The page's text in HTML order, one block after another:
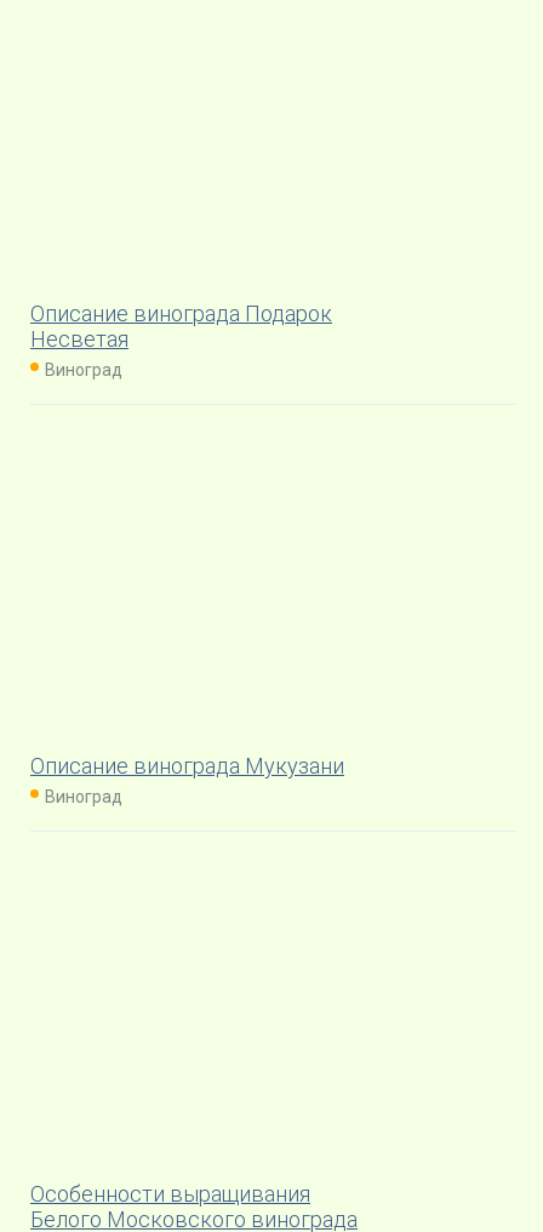
Описание винограда Подарок
Несветая
Виноград
Описание винограда Мукузани
Виноград
Особенности выращивания
Белого Московского винограда